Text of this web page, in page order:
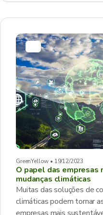
GreenYellow • 19/12/2023
O papel das empresas
mudanças climáticas
Muitas das soluções de
climáticas podem tornar